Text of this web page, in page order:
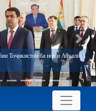
Тоҷикистон ба номи Абуалӣ
Next